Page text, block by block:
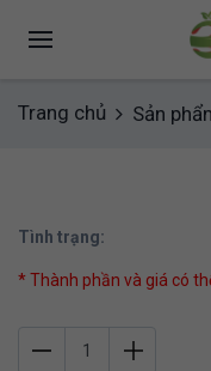
Trang chủ Sản
Tình trạng:
* Thành phần và giá có